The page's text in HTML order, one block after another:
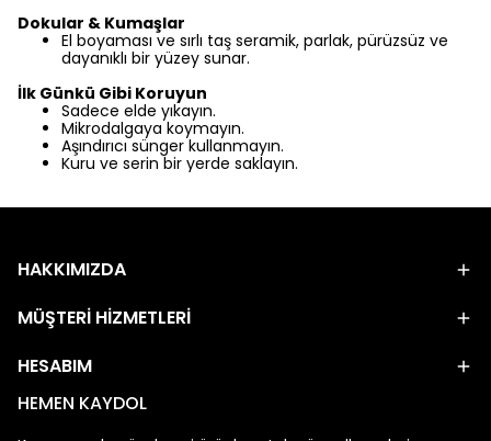
Dokular & Kumaşlar
El boyaması ve sırlı taş seramik, parlak, pürüzsüz ve
dayanıklı bir yüzey sunar.
İlk Günkü Gibi Koruyun
Sadece elde yıkayın.
Mikrodalgaya koymayın.
Aşındırıcı sünger kullanmayın.
Kuru ve serin bir yerde saklayın.
HAKKIMIZDA
MÜŞTERİ HİZMETLERİ
HESABIM
HEMEN KAYDOL